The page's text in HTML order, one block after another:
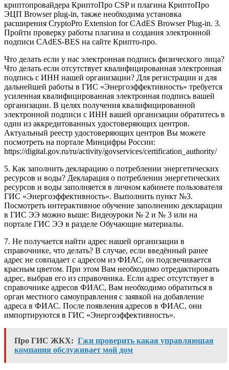
криптопровайдера КриптоПро CSP и плагина КриптоПро
ЭЦП Browser plug-in, также необходима установка
расширения CryptoPro Extension for CAdES Browser Plug-in. 3.
Пройти проверку работы плагина и создания электронной
подписи CAdES-BES на сайте Крипто-про.
Что делать если у нас электронная подпись физического лица?
Что делать если отсутствует квалифицированная электронная
подпись с ИНН нашей организации? Для регистрации и для
дальнейшей работы в ГИС «Энергоэффективность» требуется
усиленная квалифицированная электронная подпись вашей
организации. В целях получения квалифицированной
электронной подписи с ИНН вашей организации обратитесь в
один из аккредитованных удостоверяющих центров.
Актуальный реестр удостоверяющих центров Вы можете
посмотреть на портале Минцифры России:
https://digital.gov.ru/ru/activity/govservices/certification_authority/
5. Как заполнить декларацию о потреблении энергетических
ресурсов и воды? Декларация о потреблении энергетических
ресурсов и воды заполняется в личном кабинете пользователя
ГИС «Энергоэффективность». Выполнить пункт №3.
Посмотреть интерактивное обучение заполнению декларации
в ГИС ЭЭ можно выше: Видеоуроки № 2 и № 3 или на
портале ГИС ЭЭ в разделе Обучающие материалы.
7. Не получается найти адрес нашей организации в
справочнике, что делать? В случае, если введённый ранее
адрес не совпадает с адресом из ФИАС, он подсвечивается
красным цветом. При этом Вам необходимо отредактировать
адрес, выбрав его из справочника. Если адрес отсутствует в
справочнике адресов ФИАС, Вам необходимо обратиться в
орган местного самоуправления с заявкой на добавление
адреса в ФИАС. После появления адресов в ФИАС, они
импортируются в ГИС «Энергоэффективность».
Про ГИС ЖКХ: Гжи проверить какая управляющая
компания обслуживает мой дом